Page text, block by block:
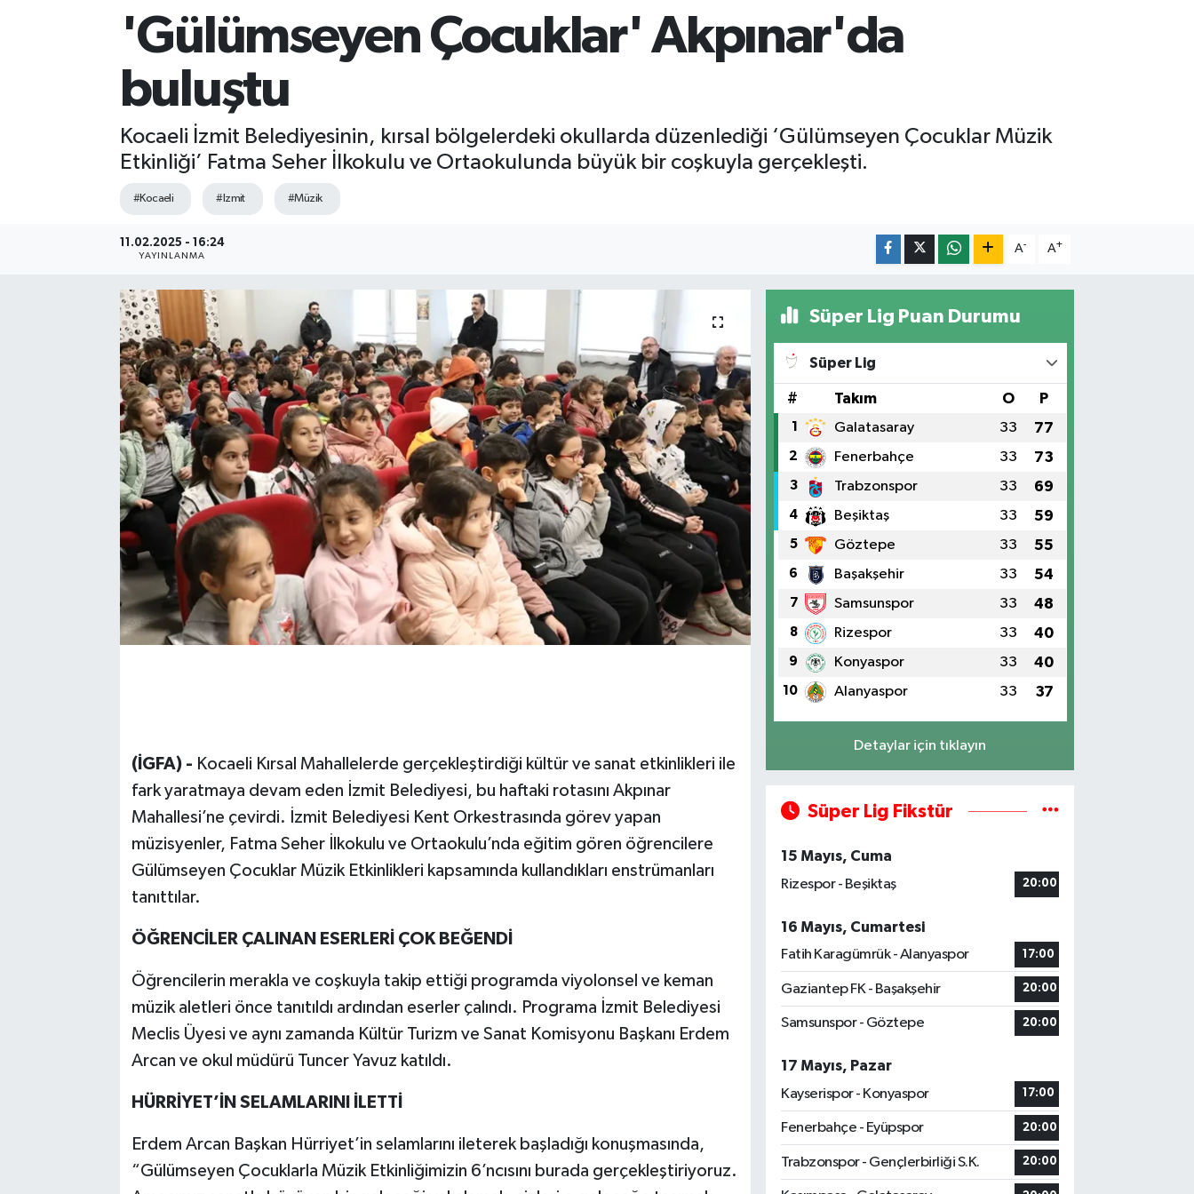
'Gülümseyen Çocuklar' Akpınar'da
buluştu
Kocaeli İzmit Belediyesinin, kırsal bölgelerdeki okullarda düzenlediği ‘Gülümseyen Çocuklar Müzik
Etkinliği’ Fatma Seher İlkokulu ve Ortaokulunda büyük bir coşkuyla gerçekleşti.
#Kocaeli #Izmit #Müzik
11.02.2025 - 16:24
YAYINLANMA
A- A+
(İGFA) - Kocaeli Kırsal Mahallelerde gerçekleştirdiği kültür ve sanat etkinlikleri ile
fark yaratmaya devam eden İzmit Belediyesi, bu haftaki rotasını Akpınar
Mahallesi’ne çevirdi. İzmit Belediyesi Kent Orkestrasında görev yapan
müzisyenler, Fatma Seher İlkokulu ve Ortaokulu’nda eğitim gören öğrencilere
Gülümseyen Çocuklar Müzik Etkinlikleri kapsamında kullandıkları enstrümanları
tanıttılar.
ÖĞRENCİLER ÇALINAN ESERLERİ ÇOK BEĞENDİ
Öğrencilerin merakla ve coşkuyla takip ettiği programda viyolonsel ve keman
müzik aletleri önce tanıtıldı ardından eserler çalındı. Programa İzmit Belediyesi
Meclis Üyesi ve aynı zamanda Kültür Turizm ve Sanat Komisyonu Başkanı Erdem
Arcan ve okul müdürü Tuncer Yavuz katıldı.
HÜRRİYET’İN SELAMLARINI İLETTİ
Erdem Arcan Başkan Hürriyet’in selamlarını ileterek başladığı konuşmasında,
“Gülümseyen Çocuklarla Müzik Etkinliğimizin 6’ncısını burada gerçekleştiriyoruz.
Süper Lig Puan Durumu
Süper Lig
# Takım O P
1 Galatasaray 33 77
2 Fenerbahçe 33 73
3 Trabzonspor 33 69
4 Beşiktaş 33 59
5 Göztepe 33 55
6 Başakşehir 33 54
7 Samsunspor 33 48
8 Rizespor 33 40
9 Konyaspor 33 40
10 Alanyaspor 33 37
Detaylar için tıklayın
Süper Lig Fikstür
15 Mayıs, Cuma
Rizespor - Beşiktaş
20:00
16 Mayıs, Cumartesi
Fatih Karagümrük - Alanyaspor
17:00
Gaziantep FK - Başakşehir 20:00
Samsunspor - Göztepe 20:00
17 Mayıs, Pazar
Kayserispor - Konyaspor
17:00
Fenerbahçe - Eyüpspor 20:00
Trabzonspor - Gençlerbirliği S.K. 20:00